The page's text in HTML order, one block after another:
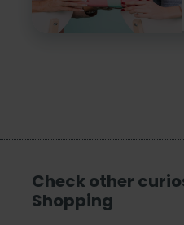
Check other
Shopping